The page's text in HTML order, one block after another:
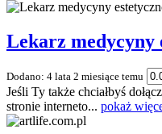
Lekarz medycyny
Dodano: 4 lata 2 miesiące temu
Jeśli Ty także chciałbyś
stronie interneto... pokaż